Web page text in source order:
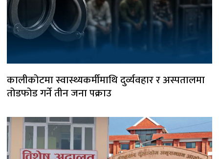
कालीकोटमा स्वास्थ्यकर्मीमाथि दुर्व्यवहार र अस्पतालमा
तोडफोड गर्ने तीन जना पक्राउ